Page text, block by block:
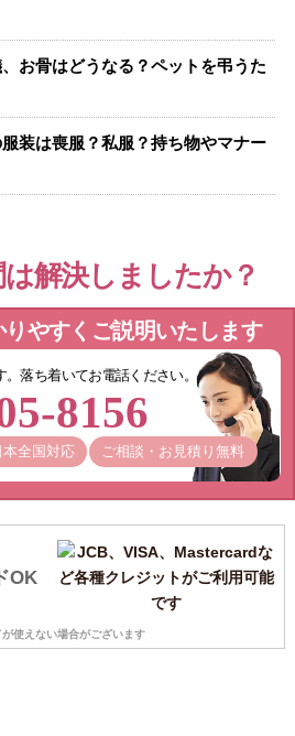
お骨はどうなる？ペットを弔うた
装は喪服？私服？持ち物やマナー
解決しましたか？
やすくご説明いたします
。落ち着いてお電話ください。
8156
本全国対応 ご相談・お見積り無料
OK
使えない場合がございます